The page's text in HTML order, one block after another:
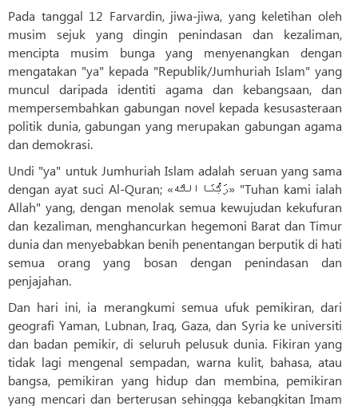
Pada tanggal 12 Farvardin, jiwa-jiwa, yang keletihan oleh
musim sejuk yang dingin penindasan dan kezaliman,
mencipta musim bunga yang menyenangkan dengan
mengatakan "ya" kepada "Republik/Jumhuriah Islam" yang
muncul daripada identiti agama dan kebangsaan, dan
mempersembahkan gabungan novel kepada kesusasteraan
politik dunia, gabungan yang merupakan gabungan agama
dan demokrasi.
Undi "ya" untuk Jumhuriah Islam adalah seruan yang sama
dengan ayat suci Al-Quran; «رَبُّنَا اللَّه»‌ "Tuhan kami ialah
Allah" yang, dengan menolak semua kewujudan kekufuran
dan kezaliman, menghancurkan hegemoni Barat dan Timur
dunia dan menyebabkan benih penentangan berputik di hati
semua orang yang bosan dengan penindasan dan
penjajahan.
Dan hari ini, ia merangkumi semua ufuk pemikiran, dari
geografi Yaman, Lubnan, Iraq, Gaza, dan Syria ke universiti
dan badan pemikir, di seluruh pelusuk dunia. Fikiran yang
tidak lagi mengenal sempadan, warna kulit, bahasa, atau
bangsa, pemikiran yang hidup dan membina, pemikiran
yang mencari dan berterusan sehingga kebangkitan Imam